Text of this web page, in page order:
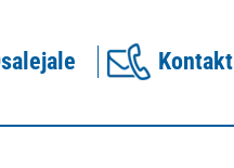
Kontakt